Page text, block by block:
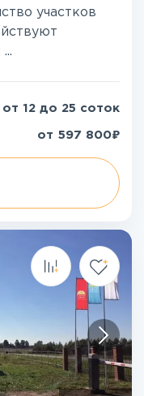
участков
от 12 до 25 соток
от 597 800₽